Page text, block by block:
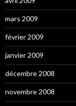
mars 2009
février 2009
janvier 2009
décembre 2008
novembre 2008